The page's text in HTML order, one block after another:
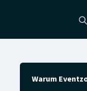
Warum